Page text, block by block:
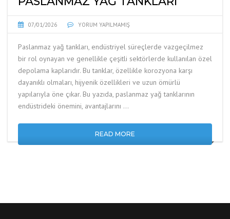
07/01/2026 YORUM YAPILMAMIŞ
Paslanmaz yağ tankları, endüstriyel süreçlerde vazgeçilmez
bir rol oynayan ve genellikle çeşitli sektörlerde kullanılan özel
depolama kaplarıdır. Bu tanklar, özellikle korozyona karşı
dayanıklı olmaları, hijyenik özellikleri ve uzun ömürlü
yapılarıyla öne çıkar. Bu yazıda, paslanmaz yağ tanklarının
endüstrideki önemini, avantajlarını …
READ MORE